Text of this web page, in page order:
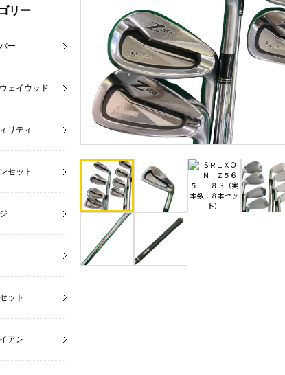
リー
ー
ェイウッド
リティ
セット
ット
アン